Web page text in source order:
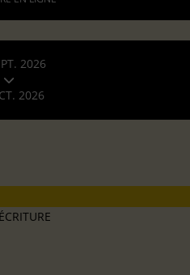
2026
2026